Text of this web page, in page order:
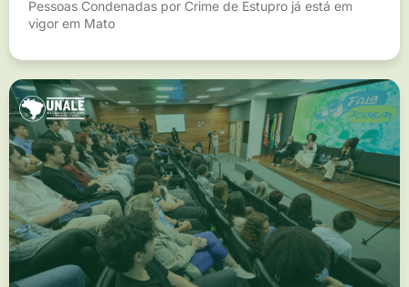
Pessoas Condenadas por Crime de Estupro já está em
vigor em Mato